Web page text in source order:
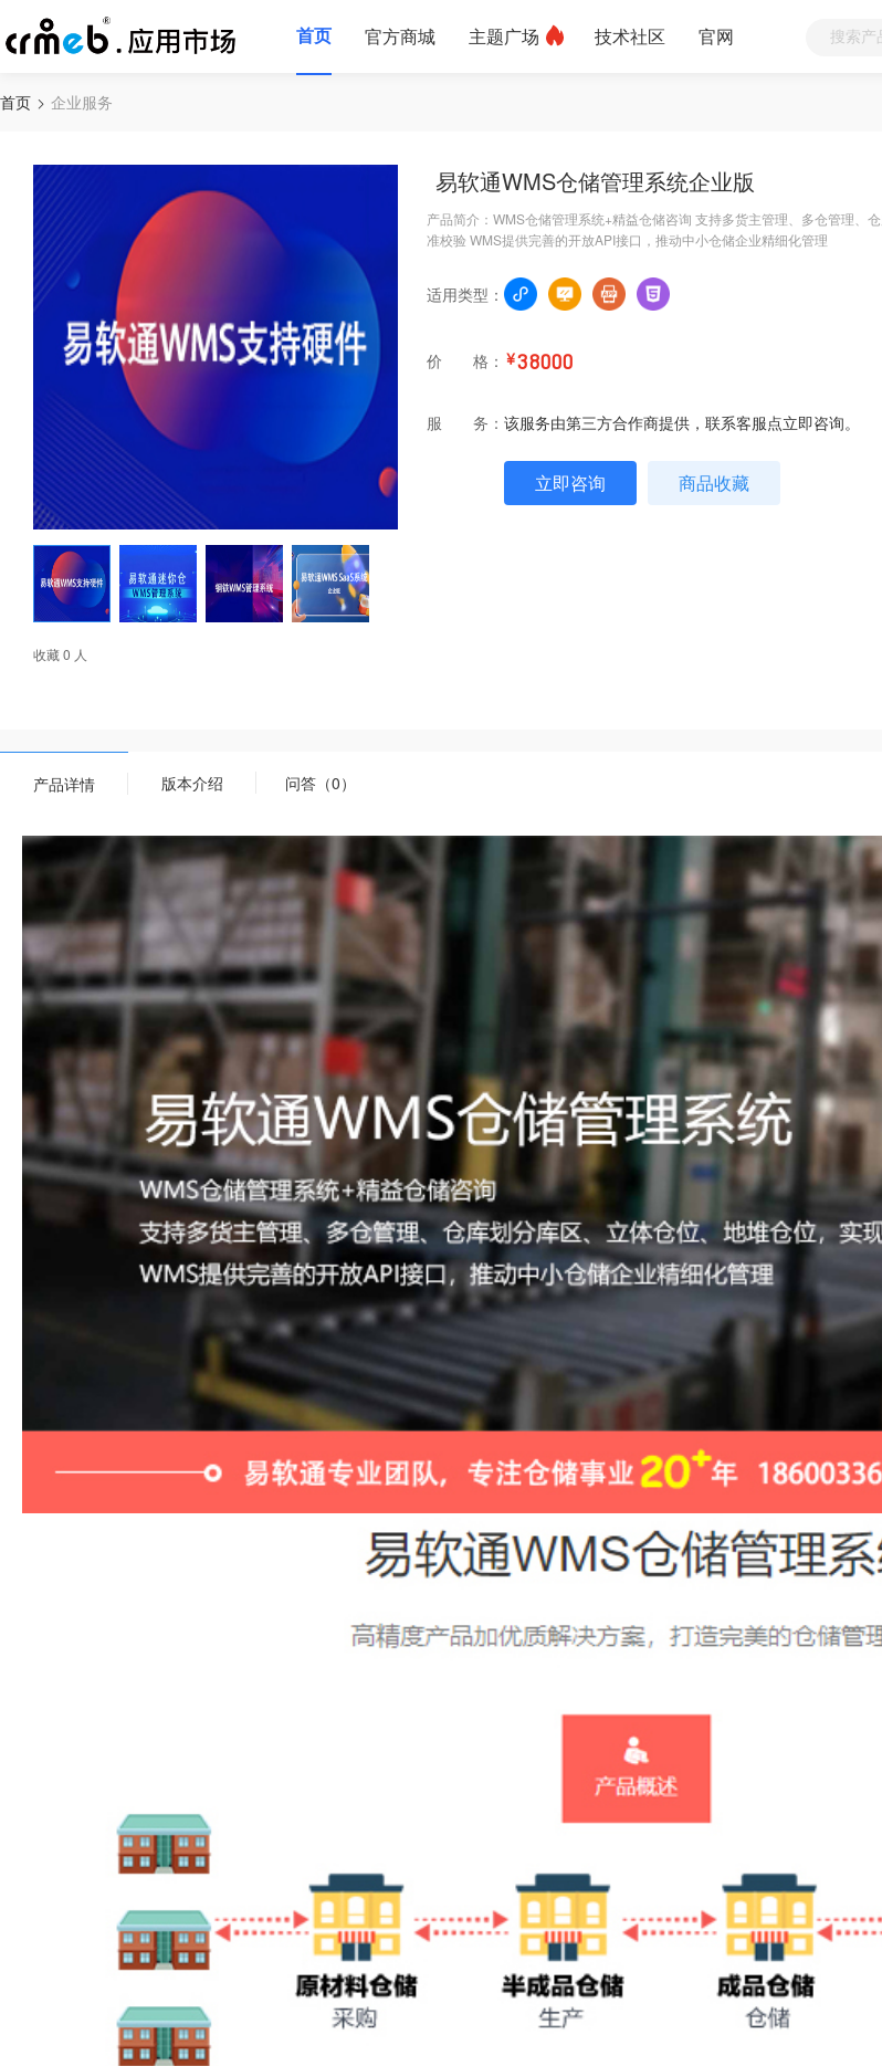
首页 官方商城 主题广场 技术社区 官网
首页 企业服务
收藏 0 人
易软通WMS仓储管理系统企业版
产品简介：WMS仓储管理系统+精益仓储咨询 支持多货主管理、多仓管理、
准校验 WMS提供完善的开放API接口，推动中小仓储企业精细化管理
适用类型：
价 格： ￥38000
服 务： 该服务由第三方合作商提供，联系客服点立即咨询。
立即咨询 商品收藏
产品详情 版本介绍 问答（0）